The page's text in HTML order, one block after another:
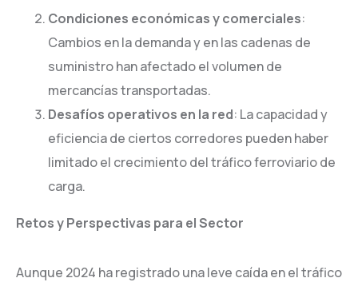
Condiciones económicas y comerciales:
Cambios en la demanda y en las cadenas de
suministro han afectado el volumen de
mercancías transportadas.
Desafíos operativos en la red: La capacidad y
eficiencia de ciertos corredores pueden haber
limitado el crecimiento del tráfico ferroviario de
carga.
Retos y Perspectivas para el Sector
Aunque 2024 ha registrado una leve caída en el tráfico